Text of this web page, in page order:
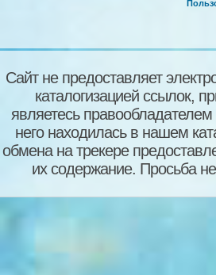
Сайт не предоставляет
каталогизацией ссылок,
являетесь
него находилась в нашем
обмена на трекере
их содержание. Просьба